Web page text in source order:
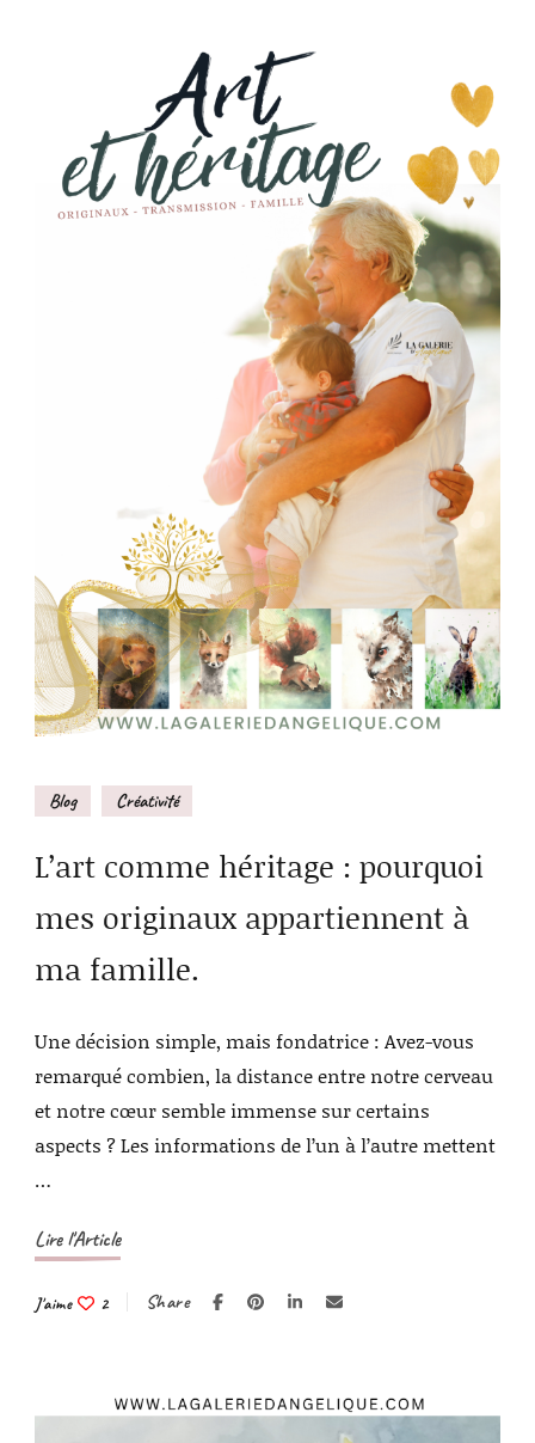
Blog Créativité
L’art comme héritage : pourquoi
mes originaux appartiennent à
ma famille.
Une décision simple, mais fondatrice : Avez-vous
remarqué combien, la distance entre notre cerveau
et notre cœur semble immense sur certains
aspects ? Les informations de l’un à l’autre mettent
…
Lire l'Article
J'aime 2 Share